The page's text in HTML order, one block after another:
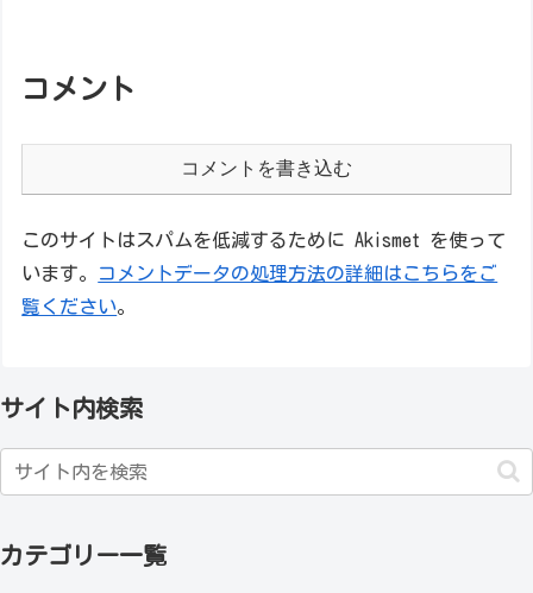
コメント
コメントを書き込む
このサイトはスパムを低減するために Akismet を使って
います。
コメントデータの処理方法の詳細はこちらをご
覧ください。
サイト内検索
カテゴリー一覧